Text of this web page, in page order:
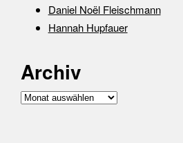
Daniel Noël Fleischmann
Hannah Hupfauer
Archiv
Archiv